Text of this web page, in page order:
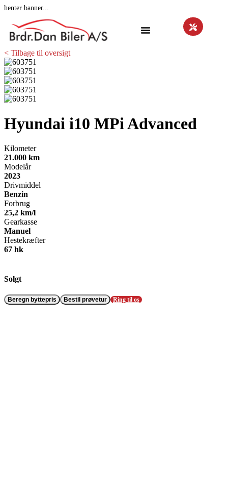
henter banner...
< Tilbage til oversigt
Hyundai i10 MPi Advanced
Kilometer
21.000 km
Modelår
2023
Drivmiddel
Benzin
Forbrug
25,2 km/l
Gearkasse
Manuel
Hestekræfter
67 hk
Solgt
Beregn byttepris Bestil prøvetur Ring til os